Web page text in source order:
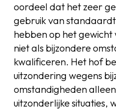
oordeel dat het zeer
gebruik van
hebben op het
niet als bijzondere
kwalificeren. Het hof
uitzondering wegens
omstandigheden
uitzonderlijke situaties,